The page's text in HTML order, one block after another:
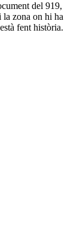
del 919,
zona on hi ha
fent història.